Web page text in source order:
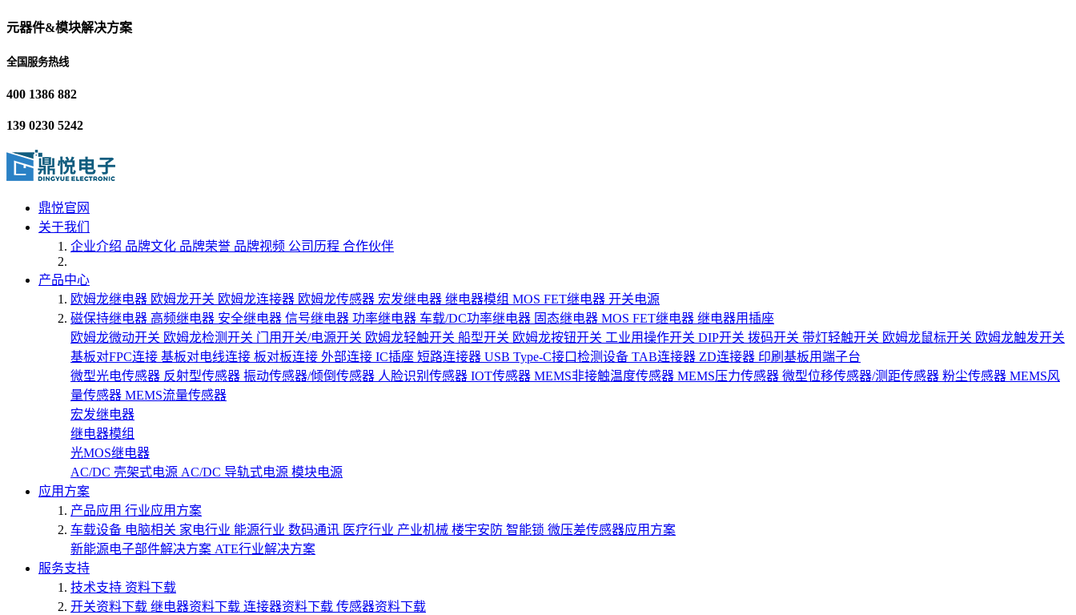
元器件&模块解决方案
全国服务热线
400 1386 882
139 0230 5242
鼎悦官网
关于我们
企业介绍 品牌文化 品牌荣誉 品牌视频 公司历程 合作伙伴
产品中心
欧姆龙继电器 欧姆龙开关 欧姆龙连接器 欧姆龙传感器 宏发继电器 继电器模组 MOS FET继电器 开关电源
磁保持继电器 高频继电器 安全继电器 信号继电器 功率继电器 车载/DC功率继电器 固态继电器 MOS FET继电器 继电器用插座
欧姆龙微动开关 欧姆龙检测开关 门用开关/电源开关 欧姆龙轻触开关 船型开关 欧姆龙按钮开关 工业用操作开关 DIP开关 拨码开关 带灯轻触开关 欧姆龙鼠标开关 欧姆龙触发开关
基板对FPC连接 基板对电线连接 板对板连接 外部连接 IC插座 短路连接器 USB Type-C接口检测设备 TAB连接器 ZD连接器 印刷基板用端子台
微型光电传感器 反射型传感器 振动传感器/倾倒传感器 人脸识别传感器 IOT传感器 MEMS非接触温度传感器 MEMS压力传感器 微型位移传感器/测距传感器 粉尘传感器 MEMS风
量传感器 MEMS流量传感器
宏发继电器
继电器模组
光MOS继电器
AC/DC 壳架式电源 AC/DC 导轨式电源 模块电源
应用方案
产品应用 行业应用方案
车载设备 电脑相关 家电行业 能源行业 数码通讯 医疗行业 产业机械 楼宇安防 智能锁 微压差传感器应用方案
新能源电子部件解决方案 ATE行业解决方案
服务支持
技术支持 资料下载
开关资料下载 继电器资料下载 连接器资料下载 传感器资料下载